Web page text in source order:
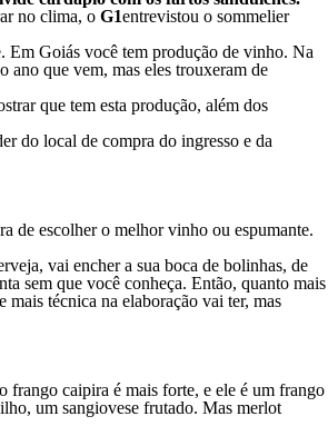
no clima, o G1entrevistou o sommelier
Em Goiás você tem produção de vinho. Na
ano que vem, mas eles trouxeram de
que tem esta produção, além dos
do local de compra do ingresso e da
de escolher o melhor vinho ou espumante.
vai encher a sua boca de bolinhas, de
sem que você conheça. Então, quanto mais
técnica na elaboração vai ter, mas
caipira é mais forte, e ele é um frango
um sangiovese frutado. Mas merlot